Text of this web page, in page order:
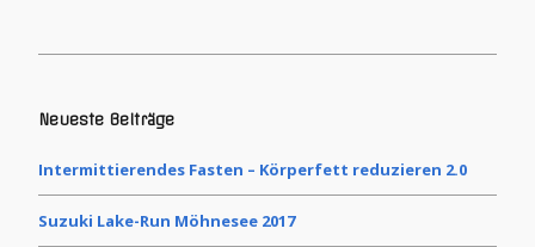
Neueste Beiträge
Intermittierendes Fasten – Körperfett reduzieren 2.0
Suzuki Lake-Run Möhnesee 2017